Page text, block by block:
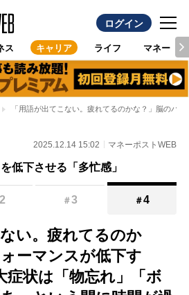
ログイン
ス キャリア ライフ マネー
「用語が出てこない。疲れてるのかな？」脳のパ
2025.12.14 15:02 マネーポストWEB
低下させる「多忙感」
2 ＃3 ＃4
ない。疲れてるのか
ーマンスが低下す
症状は「物忘れ」「ボ